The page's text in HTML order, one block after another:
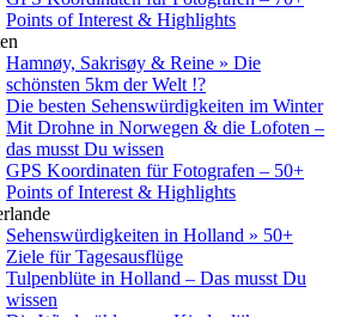
Points of Interest & Highlights
Hamnøy, Sakrisøy & Reine » Die
schönsten 5km der Welt !?
Die besten Sehenswürdigkeiten im Winter
Mit Drohne in Norwegen & die Lofoten –
das musst Du wissen
GPS Koordinaten für Fotografen – 50+
Points of Interest & Highlights
Sehenswürdigkeiten in Holland » 50+
Ziele für Tagesausflüge
Tulpenblüte in Holland – Das musst Du
wissen